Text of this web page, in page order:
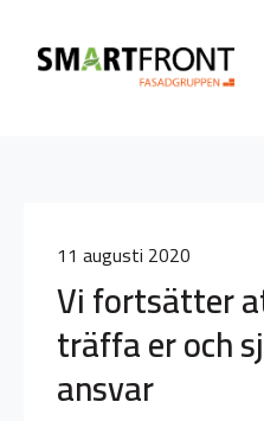
11 augusti 2020
Vi fortsätter
träffa er och
ansvar